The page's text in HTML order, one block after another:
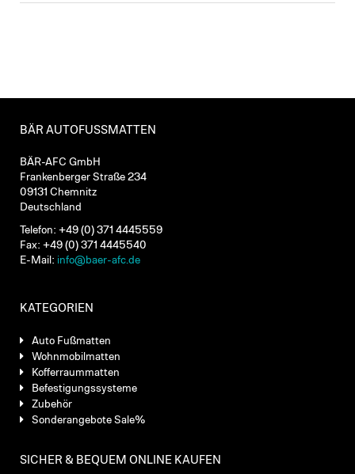
BÄR AUTOFUSSMATTEN
BÄR-AFC GmbH
Frankenberger Straße 234
09131 Chemnitz
Deutschland
Telefon: +49 (0) 371 4445559
Fax: +49 (0) 371 4445540
E-Mail: info@baer-afc.de
KATEGORIEN
Auto Fußmatten
Wohnmobilmatten
Kofferraummatten
Befestigungssysteme
Zubehör
Sonderangebote Sale%
SICHER & BEQUEM ONLINE KAUFEN